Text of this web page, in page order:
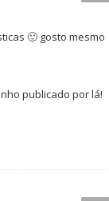
🙂 gosto mesmo
publicado por lá!